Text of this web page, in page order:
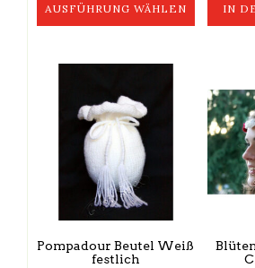
AUSFÜHRUNG WÄHLEN
Varianten
Optionen
Produktseite
IN
Pompadour Beutel Weiß
festlich